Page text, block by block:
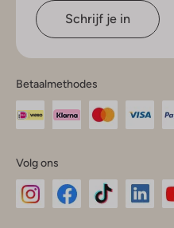
Schrijf je in
Betaalmethodes
Volg ons